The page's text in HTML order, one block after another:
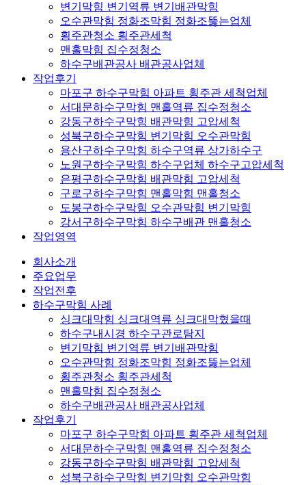
변기막힘 변기역류 변기배관막힘
오수관막힘 정화조막힘 정화조뚫는업체
횡주관청소 횡주관세척
맨홀막힘 집수정청소
하수구배관공사 배관공사업체
작업후기
마포구 하수구막힘 아파트 횡주관 세척업체
서대문하수구막힘 맨홀역류 집수정청소
강동구하수구막힘 배관막힘 고압세척
성북구하수구막힘 변기막힘 오수관막힘
용산구하수구막힘 하수구역류 상가하수구
노원구하수구막힘 하수구업체 하수구고압세척
은평구하수구막힘 배관막힘 고압세척
구로구하수구막힘 맨홀막힘 맨홀청소
도봉구하수구막힘 오수관막힘 변기막힘
강서구하수구막힘 하수구배관 맨홀청소
작업영역
회사소개
주요업무
작업전후
하수구막힘 사례
싱크대막힘 싱크대역류 싱크대막혔을때
하수구내시경 하수구관로탐지
변기막힘 변기역류 변기배관막힘
오수관막힘 정화조막힘 정화조뚫는업체
횡주관청소 횡주관세척
맨홀막힘 집수정청소
하수구배관공사 배관공사업체
작업후기
마포구 하수구막힘 아파트 횡주관 세척업체
서대문하수구막힘 맨홀역류 집수정청소
강동구하수구막힘 배관막힘 고압세척
성북구하수구막힘 변기막힘 오수관막힘